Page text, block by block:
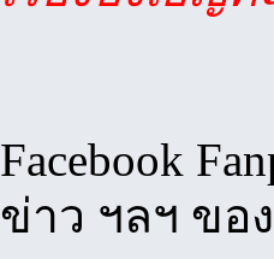
Facebook
ข่าว ฯลฯ ขอ